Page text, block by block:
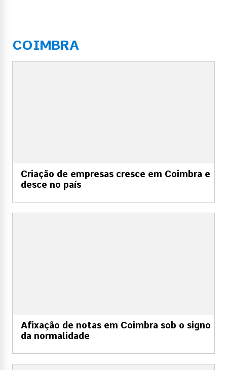
COIMBRA
Criação de empresas cresce em Coimbra e
desce no país
Afixação de notas em Coimbra sob o signo
da normalidade